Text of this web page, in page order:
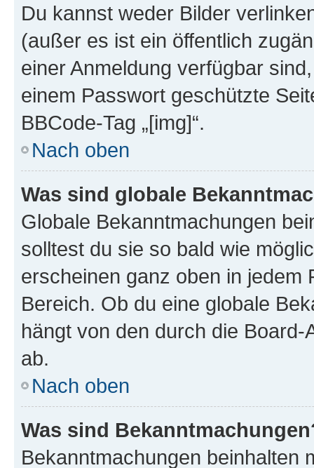
Du kannst weder Bilder
(außer es ist ein öffentlich
einer Anmeldung verfügbar
einem Passwort geschützte
BBCode-Tag „[img]“.
Nach oben
Was sind globale
Globale Bekanntmachungen
solltest du sie so bald wie
erscheinen ganz oben in jedem
Bereich. Ob du eine globale
hängt von den durch die
ab.
Nach oben
Was sind
Bekanntmachungen beinhalten